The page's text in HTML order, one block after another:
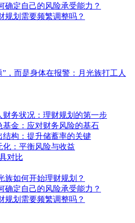
确定自己的风险承受能力？
规划需要频繁调整吗？
，而是身体在报警：月光族打工人
财务状况：理财规划的第一步
基金：应对财务风险的基石
结构：提升储蓄率的关键
化：平衡风险与收益
对比
族如何开始理财规划？
确定自己的风险承受能力？
规划需要频繁调整吗？